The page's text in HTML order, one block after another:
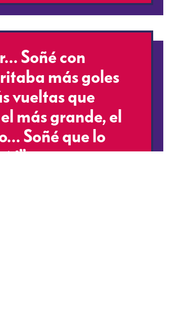
Soñé con
más goles
vueltas que
más grande, el
Soñé que lo